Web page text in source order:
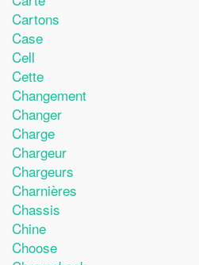
Cartons
Case
Cell
Cette
Changement
Changer
Charge
Chargeur
Chargeurs
Charnières
Chassis
Chine
Choose